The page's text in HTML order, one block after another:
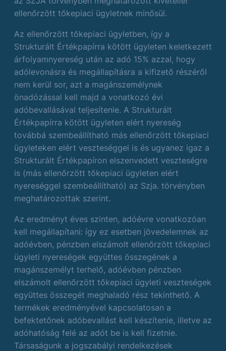
ellenőrzött tőkepiaci ügyletnek minősül.
Az ellenőrzött tőkepiaci ügyletben, így a
Strukturált Értékpapírra kötött ügyleten keletkezett
árfolyamnyereség után az adó 15% azzal, hogy
adólevonásra és megállapításra a kifizető részéről
nem kerül sor, azt a magánszemélynek
önadózással kell majd a vonatkozó évi
adóbevallásával teljesítenie. A Strukturált
Értékpapírra kötött ügyleten elért nyereség
továbbá szembeállítható más ellenőrzött tőkepiaci
ügyleteken elért veszteséggel is és ugyanez igaz a
Strukturált Értékpapíron elszenvedett veszteségre
is (más ellenőrzött tőkepiaci ügyleten elért
nyereséggel szembeállítható) az Szja. törvényben
meghatározottak szerint.
Az eredményt éves szinten, adóévre vonatkozóan
kell megállapítani: így ez esetben jövedelemnek az
adóévben, pénzben elszámolt ellenőrzött tőkepiaci
ügyleti nyereségek együttes összegének a
magánszemélyt terhelő, adóévben pénzben
elszámolt ellenőrzött tőkepiaci ügyleti veszteségek
együttes összegét meghaladó rész tekinthető. A
termékek eredményével kapcsolatosan a
befektetőnek adóbevallást kell készítenie, illetve az
adóhatóság felé az adót be is kell fizetnie.
Társaságunk a jogszabályi rendelkezések